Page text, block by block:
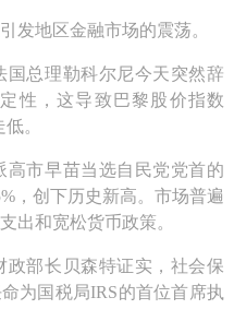
发地区金融市场的震荡。
总理勒科尔尼今天突然辞
性，这导致巴黎股价指数
。
市早苗当选自民党党首的
，创下历史新高。市场普遍
出和宽松货币政策。
部长贝森特证实，社会保
为国税局IRS的首位首席执